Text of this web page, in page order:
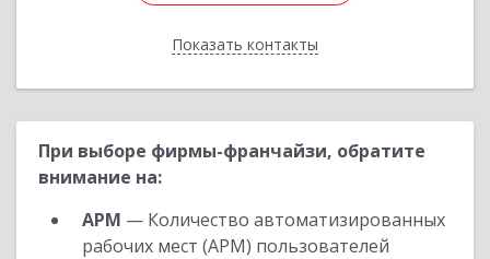
Показать контакты
Назад
При выборе фирмы-франчайзи, обратите
внимание на:
АРМ — Количество автоматизированных
рабочих мест (АРМ) пользователей